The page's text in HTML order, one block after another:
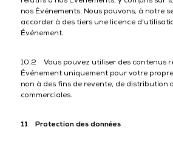
nos Événements. Nous pouvons, à notre
accorder à des tiers une licence
Événement.
10.2 Vous pouvez utiliser des contenus
Événement uniquement pour votre
non à des fins de revente, de distribution
commerciales.
11 Protection des données